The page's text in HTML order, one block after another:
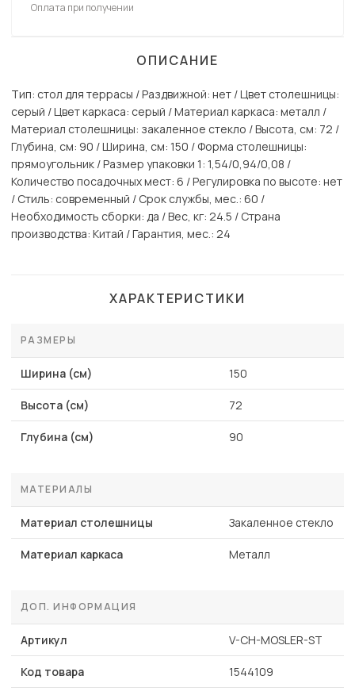
Оплата при получении
ОПИСАНИЕ
Тип: стол для террасы / Раздвижной: нет / Цвет столешницы:
серый / Цвет каркаса: серый / Материал каркаса: металл /
Материал столешницы: закаленное стекло / Высота, см: 72 /
Глубина, см: 90 / Ширина, см: 150 / Форма столешницы:
прямоугольник / Размер упаковки 1: 1,54/0,94/0,08 /
Количество посадочных мест: 6 / Регулировка по высоте: нет
/ Стиль: современный / Срок службы, мес.: 60 /
Необходимость сборки: да / Вес, кг: 24.5 / Страна
производства: Китай / Гарантия, мес.: 24
ХАРАКТЕРИСТИКИ
РАЗМЕРЫ
Ширина (см) 150
Высота (см) 72
Глубина (см) 90
МАТЕРИАЛЫ
Материал столешницы Закаленное стекло
Материал каркаса Металл
ДОП. ИНФОРМАЦИЯ
Артикул V-CH-MOSLER-ST
Код товара 1544109